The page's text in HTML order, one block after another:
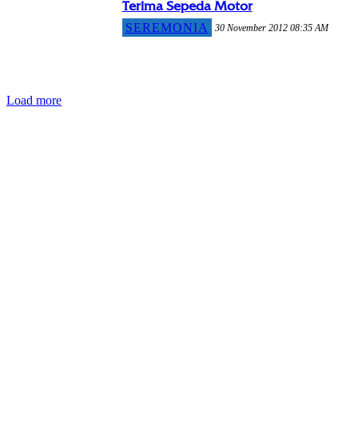
Terima Sepeda Motor
SEREMONIA 30 November 2012 08:35 AM
Load more